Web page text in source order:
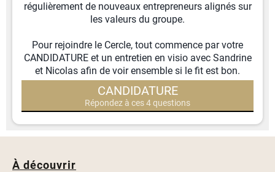
régulièrement de nouveaux entrepreneurs alignés sur
les valeurs du groupe.
Pour rejoindre le Cercle, tout commence par votre
CANDIDATURE et un entretien en visio avec Sandrine
et Nicolas afin de voir ensemble si le fit est bon.
CANDIDATURE
Répondez à ces 4 questions
À découvrir